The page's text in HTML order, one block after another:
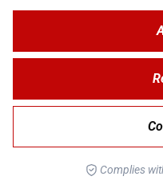
PROT. FRONTAL
Complies